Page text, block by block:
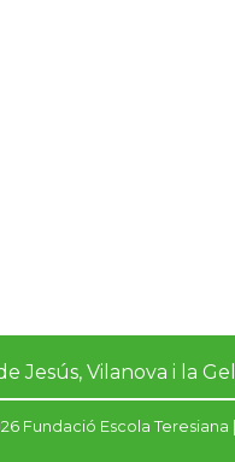
Jesús, Vilanova i la
Fundació Escola Teresiana |